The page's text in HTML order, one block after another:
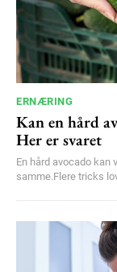
ERNÆRING
Kan en hård
Her er svaret
En hård avocado
samme.Flere tricks